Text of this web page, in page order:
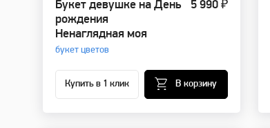
Букет девушке на День
рождения
Ненаглядная моя
букет цветов
5 990 ₽
Купить в 1 клик В корзину